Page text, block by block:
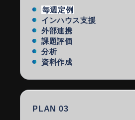
毎週定例
インハウス支援
外部連携
課題評価
分析
資料作成
PLAN 03